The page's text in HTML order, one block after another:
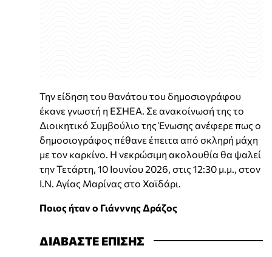
Την είδηση του θανάτου του δημοσιογράφου
έκανε γνωστή η ΕΣΗΕΑ. Σε ανακοίνωσή της το
Διοικητικό Συμβούλιο της Ένωσης ανέφερε πως ο
δημοσιογράφος πέθανε έπειτα από σκληρή μάχη
με τον καρκίνο. Η νεκρώσιμη ακολουθία θα ψαλεί
την Τετάρτη, 10 Ιουνίου 2026, στις 12:30 μ.μ., στον
Ι.Ν. Αγίας Μαρίνας στο Χαϊδάρι.
Ποιος ήταν ο Γιάνννης Δράζος
ΔΙΑΒΑΣΤΕ ΕΠΙΣΗΣ